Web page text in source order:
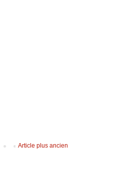
Article plus ancien